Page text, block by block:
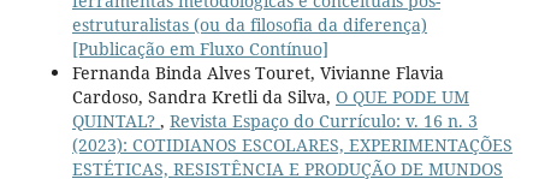
estruturalistas (ou da filosofia da diferença)
[Publicação em Fluxo Contínuo]
Fernanda Binda Alves Touret, Vivianne Flavia
Cardoso, Sandra Kretli da Silva, O QUE PODE UM
QUINTAL? , Revista Espaço do Currículo: v. 16 n. 3
(2023): COTIDIANOS ESCOLARES, EXPERIMENTAÇÕES
ESTÉTICAS, RESISTÊNCIA E PRODUÇÃO DE MUNDOS